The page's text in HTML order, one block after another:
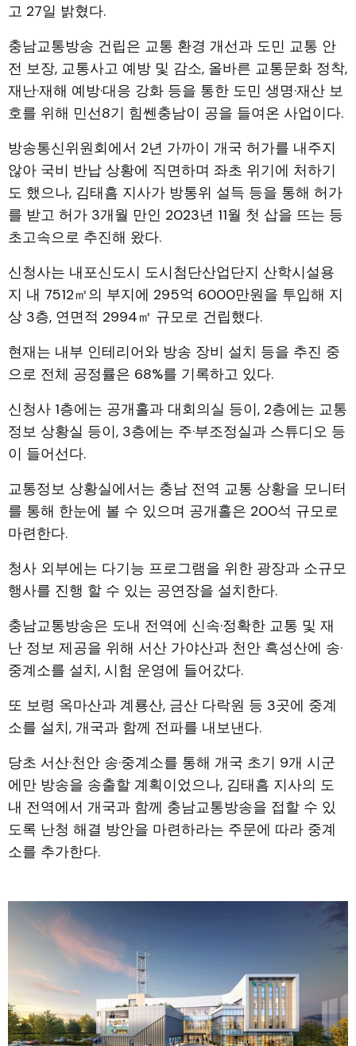
고 27일 밝혔다.
충남교통방송 건립은 교통 환경 개선과 도민 교통 안
전 보장, 교통사고 예방 및 감소, 올바른 교통문화 정착,
재난·재해 예방·대응 강화 등을 통한 도민 생명·재산 보
호를 위해 민선8기 힘쎈충남이 공을 들여온 사업이다.
방송통신위원회에서 2년 가까이 개국 허가를 내주지
않아 국비 반납 상황에 직면하며 좌초 위기에 처하기
도 했으나, 김태흠 지사가 방통위 설득 등을 통해 허가
를 받고 허가 3개월 만인 2023년 11월 첫 삽을 뜨는 등
초고속으로 추진해 왔다.
신청사는 내포신도시 도시첨단산업단지 산학시설용
지 내 7512㎡의 부지에 295억 6000만원을 투입해 지
상 3층, 연면적 2994㎡ 규모로 건립했다.
현재는 내부 인테리어와 방송 장비 설치 등을 추진 중
으로 전체 공정률은 68%를 기록하고 있다.
신청사 1층에는 공개홀과 대회의실 등이, 2층에는 교통
정보 상황실 등이, 3층에는 주·부조정실과 스튜디오 등
이 들어선다.
교통정보 상황실에서는 충남 전역 교통 상황을 모니터
를 통해 한눈에 볼 수 있으며 공개홀은 200석 규모로
마련한다.
청사 외부에는 다기능 프로그램을 위한 광장과 소규모
행사를 진행 할 수 있는 공연장을 설치한다.
충남교통방송은 도내 전역에 신속·정확한 교통 및 재
난 정보 제공을 위해 서산 가야산과 천안 흑성산에 송·
중계소를 설치, 시험 운영에 들어갔다.
또 보령 옥마산과 계룡산, 금산 다락원 등 3곳에 중계
소를 설치, 개국과 함께 전파를 내보낸다.
당초 서산·천안 송·중계소를 통해 개국 초기 9개 시군
에만 방송을 송출할 계획이었으나, 김태흠 지사의 도
내 전역에서 개국과 함께 충남교통방송을 접할 수 있
도록 난청 해결 방안을 마련하라는 주문에 따라 중계
소를 추가한다.